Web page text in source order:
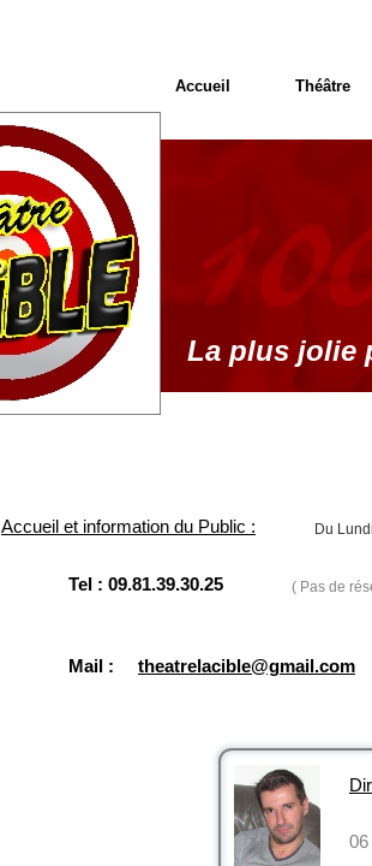
Accueil et information du Public : Du
Tel : 09.81.39.30.25 ( Pas de
Mail : theatrelacible@gmail.com
La plus jolie
06
Accueil Théâtre